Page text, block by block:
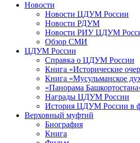
Новости
Новости ЦДУМ России
Новости РДУМ
Новости РИУ ЦДУМ
Обзор СМИ
ЦДУМ России
Справка о ЦДУМ России
Книга «Исторические
Книга «Мусульманское
«Панорама
Награды ЦДУМ России
История ЦДУМ России в
Верховный муфтий
Биография
Книга